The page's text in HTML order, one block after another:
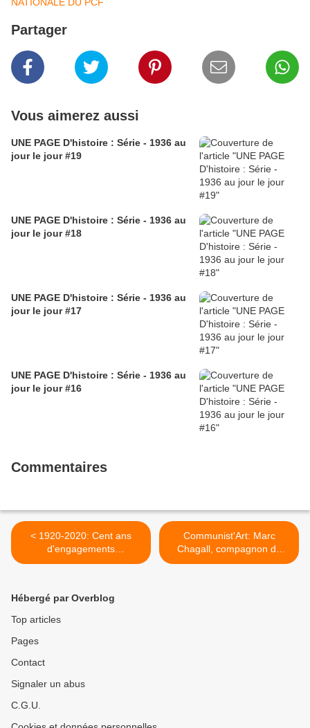
Partager
Vous aimerez aussi
UNE PAGE D'histoire : Série - 1936 au
jour le jour #19
UNE PAGE D'histoire : Série - 1936 au
jour le jour #18
UNE PAGE D'histoire : Série - 1936 au
jour le jour #17
UNE PAGE D'histoire : Série - 1936 au
jour le jour #16
Commentaires
< 1920-2020: Cent ans
d'engagements
communistes dans le
Communist'Art: Marc
Chagall, compagnon de
route de la révolution
Hébergé par Overblog
Top articles
Pages
Contact
Signaler un abus
C.G.U.